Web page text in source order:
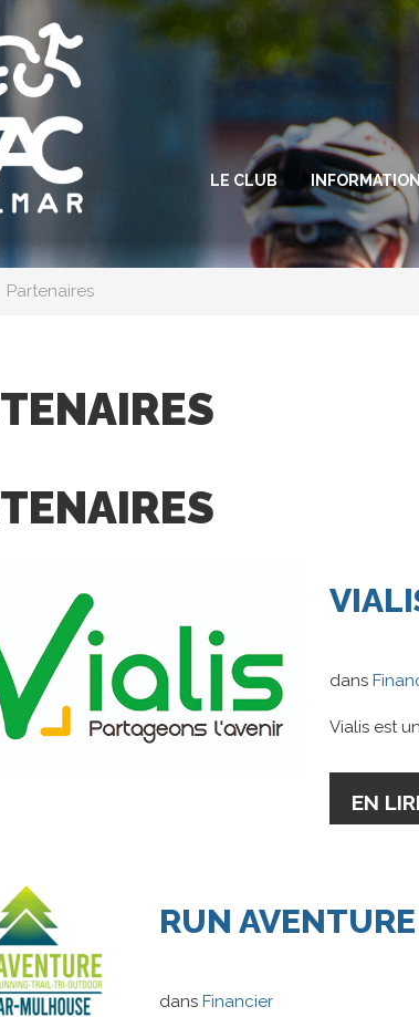
LE CLUB
Le Comité
Partenaires
dans
Vialis est
EN
RUN AVENTURE
dans Financier